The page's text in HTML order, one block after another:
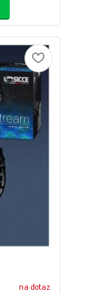
na dotaz